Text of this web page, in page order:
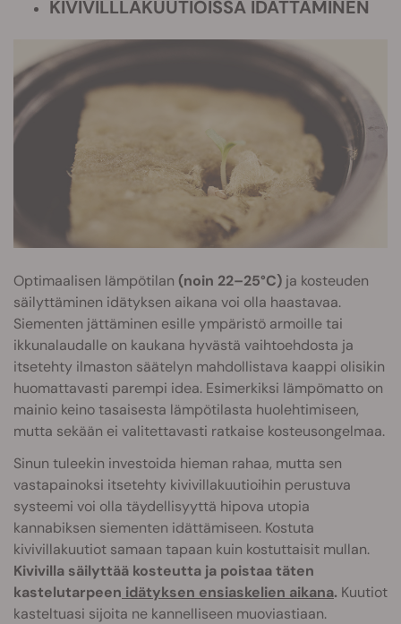
KIVIVILLLAKUUTIOISSA IDÄTTÄMINEN
Optimaalisen lämpötilan (noin 22–25°C) ja kosteuden
säilyttäminen idätyksen aikana voi olla haastavaa.
Siementen jättäminen esille ympäristö armoille tai
ikkunalaudalle on kaukana hyvästä vaihtoehdosta ja
itsetehty ilmaston säätelyn mahdollistava kaappi olisikin
huomattavasti parempi idea. Esimerkiksi lämpömatto on
mainio keino tasaisesta lämpötilasta huolehtimiseen,
mutta sekään ei valitettavasti ratkaise kosteusongelmaa.
Sinun tuleekin investoida hieman rahaa, mutta sen
vastapainoksi itsetehty kivivillakuutioihin perustuva
systeemi voi olla täydellisyyttä hipova utopia
kannabiksen siementen idättämiseen. Kostuta
kivivillakuutiot samaan tapaan kuin kostuttaisit mullan.
Kivivilla säilyttää kosteutta ja poistaa täten
kastelutarpeen idätyksen ensiaskelien aikana. Kuutiot
kasteltuasi sijoita ne kannelliseen muoviastiaan.